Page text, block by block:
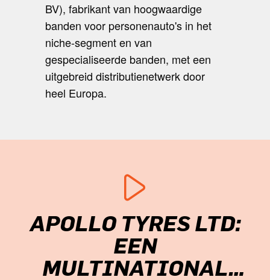
BV), fabrikant van hoogwaardige
banden voor personenauto's in het
niche-segment en van
gespecialiseerde banden, met een
uitgebreid distributienetwerk door
heel Europa.
APOLLO TYRES LTD:
EEN
MULTINATIONAL